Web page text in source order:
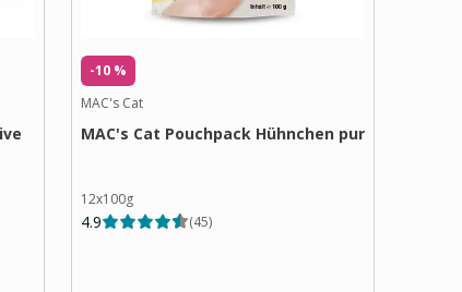
-10 %
MAC's Cat
MAC's Cat Pouchpack Hühnchen pur
12x100g
4.9 (45)